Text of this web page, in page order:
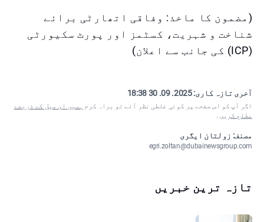
(مضمون کا ماخذ: وفاقی اتھارٹی برائے
شناخت و شہریت، کسٹمز اور پورٹ سکیورٹی
(ICP) کی جانب سے اعلان)
آخری تازہ کاری:2025. 09. 30 18:38
اگر آپ کو اس صفحے پر کوئی غلطی نظر آئے تو براہ کرم ہمیں ای میل کے ذریعے
مطلع کریں ۔
مصنف: زولتان ایگری
egri.zoltan@dubainewsgroup.com
تازہ ترین خبریں